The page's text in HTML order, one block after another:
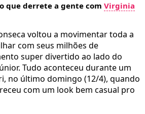
que derrete a gente com Virginia
voltou a movimentar toda a
com seus milhões de
super divertido ao lado do
Tudo aconteceu durante um
no último domingo (12/4), quando
com um look bem casual pro